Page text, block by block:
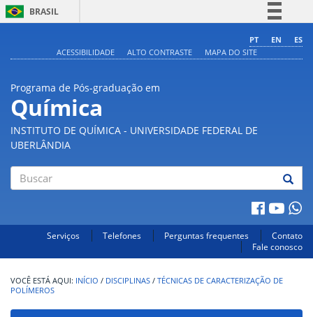
BRASIL
Comunica BR
PT EN
ES
ACESSIBILIDADE
ALTO CONTRASTE MAPA DO SITE
Programa de Pós-graduação em
Química
INSTITUTO DE QUÍMICA - UNIVERSIDADE FEDERAL DE
UBERLÂNDIA
Serviços Telefones Perguntas frequentes
Contato
Fale conosco
INÍCIO / DISCIPLINAS / TÉCNICAS DE CARACTERIZAÇÃO DE
POLÍMEROS